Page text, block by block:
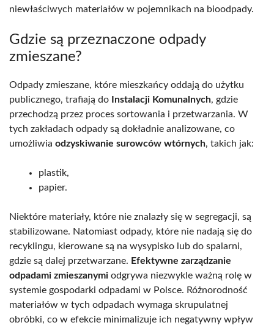
niewłaściwych materiałów w pojemnikach na bioodpady.
Gdzie są przeznaczone odpady
zmieszane?
Odpady zmieszane, które mieszkańcy oddają do użytku
publicznego, trafiają do
Instalacji Komunalnych, gdzie
przechodzą przez proces sortowania i przetwarzania. W
tych zakładach odpady są dokładnie analizowane, co
umożliwia odzyskiwanie surowców wtórnych, takich jak:
plastik,
papier.
Niektóre materiały, które nie znalazły się w segregacji, są
stabilizowane. Natomiast odpady, które nie nadają się do
recyklingu, kierowane są na wysypisko lub do spalarni,
gdzie są dalej przetwarzane. Efektywne zarządzanie
odpadami zmieszanymi odgrywa niezwykle ważną rolę w
systemie gospodarki odpadami w Polsce. Różnorodność
materiałów w tych odpadach wymaga skrupulatnej
obróbki, co w efekcie minimalizuje ich negatywny wpływ